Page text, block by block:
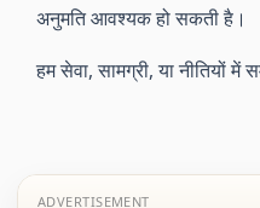
अनुमति आवश्यक हो सकती है।
हम सेवा, सामग्री, या नीतियों
ADVERTISEMENT